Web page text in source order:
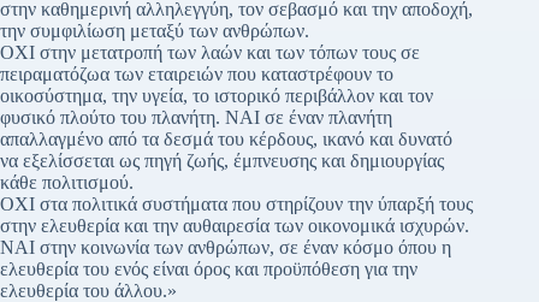
στην καθημερινή αλληλεγγύη, τον σεβασμό και την αποδοχή,
την συμφιλίωση μεταξύ των ανθρώπων.
ΟΧΙ στην μετατροπή των λαών και των τόπων τους σε
πειραματόζωα των εταιρειών που καταστρέφουν το
οικοσύστημα, την υγεία, το ιστορικό περιβάλλον και τον
φυσικό πλούτο του πλανήτη. ΝΑΙ σε έναν πλανήτη
απαλλαγμένο από τα δεσμά του κέρδους, ικανό και δυνατό
να εξελίσσεται ως πηγή ζωής, έμπνευσης και δημιουργίας
κάθε πολιτισμού.
ΟΧΙ στα πολιτικά συστήματα που στηρίζουν την ύπαρξή τους
στην ελευθερία και την αυθαιρεσία των οικονομικά ισχυρών.
ΝΑΙ στην κοινωνία των ανθρώπων, σε έναν κόσμο όπου η
ελευθερία του ενός είναι όρος και προϋπόθεση για την
ελευθερία του άλλου.»